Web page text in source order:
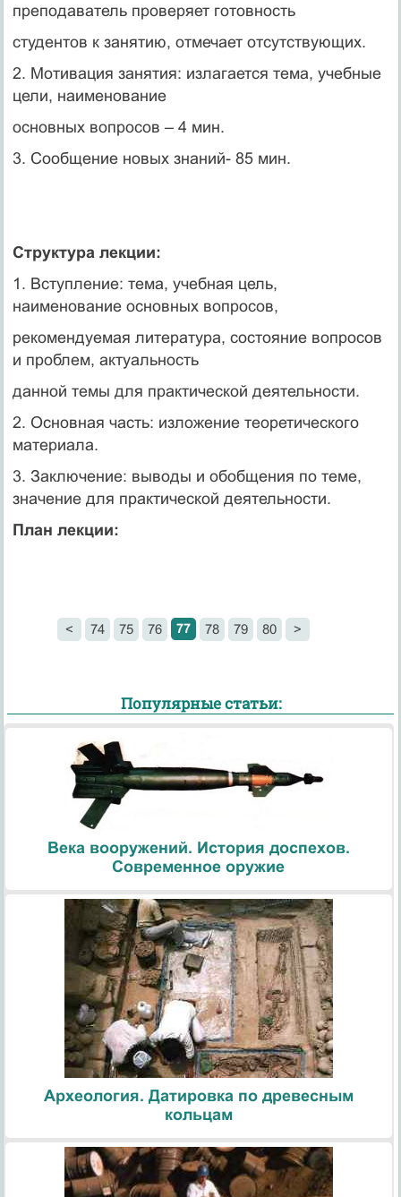
преподаватель проверяет готовность
студентов к занятию, отмечает отсутствующих.
2. Мотивация занятия: излагается тема, учебные
цели, наименование
основных вопросов – 4 мин.
3. Сообщение новых знаний- 85 мин.
Структура лекции:
1. Вступление: тема, учебная цель,
наименование основных вопросов,
рекомендуемая литература, состояние вопросов
и проблем, актуальность
данной темы для практической деятельности.
2. Основная часть: изложение теоретического
материала.
3. Заключение: выводы и обобщения по теме,
значение для практической деятельности.
План лекции:
< 74 75 76 77 78 79 80 >
Популярные статьи:
Века вооружений. История доспехов.
Современное оружие
Археология. Датировка по древесным
кольцам